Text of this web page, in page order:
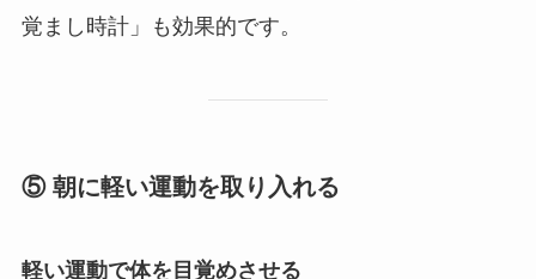
覚まし時計」も効果的です。
⑤ 朝に軽い運動を取り入れる
軽い運動で体を目覚めさせる